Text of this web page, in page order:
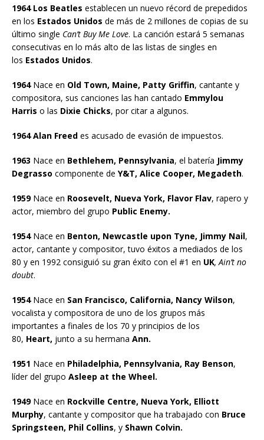
1964 Los Beatles establecen un nuevo récord de prepedidos
en los Estados Unidos de más de 2 millones de copias de su
último single Can’t Buy Me Love. La canción estará 5 semanas
consecutivas en lo más alto de las listas de singles en
los Estados Unidos.
1964Nace en Old Town, Maine, Patty Griffin, cantante y
compositora, sus canciones las han cantado Emmylou
Harris o las Dixie Chicks, por citar a algunos.
1964 Alan Freed es acusado de evasión de impuestos.
1963 Nace en Bethlehem, Pennsylvania, el batería Jimmy
Degrasso componente de Y&T, Alice Cooper, Megadeth.
1959Nace en Roosevelt, Nueva York, Flavor Flav, rapero y
actor, miembro del grupo Public Enemy.
1954Nace en Benton, Newcastle upon Tyne, Jimmy Nail,
actor, cantante y compositor, tuvo éxitos a mediados de los
80 y en 1992 consiguió su gran éxito con el #1 en UK, Ain’t no
doubt.
1954Nace en San Francisco, California, Nancy Wilson,
vocalista y compositora de uno de los grupos más
importantes a finales de los 70 y principios de los
80, Heart, junto a su hermana Ann.
1951 Nace en Philadelphia, Pennsylvania, Ray Benson,
líder del grupo Asleep at the Wheel.
1949Nace en Rockville Centre, Nueva York, Elliott
Murphy, cantante y compositor que ha trabajado con Bruce
Springsteen, Phil Collins, y Shawn Colvin.